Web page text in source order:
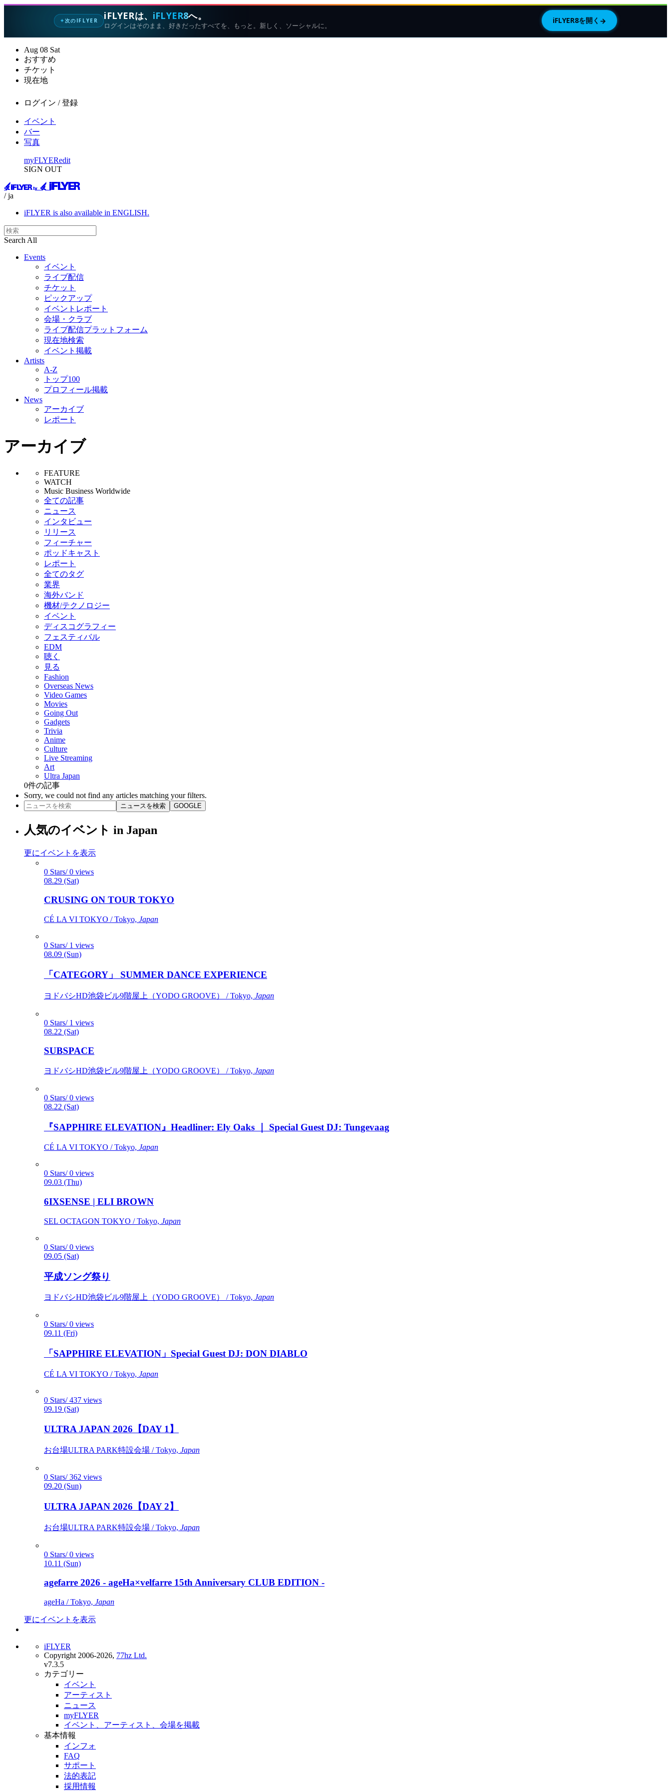
✦次のIFLYER iFLYERは、 iFLYER8へ。
ログインはそのまま、好きだったすべてを、もっと。新しく、ソーシャルに。
iFLYER8を開く →
Aug 08 Sat
おすすめ
チケット
現在地
ログイン / 登録
イベント
バー
写真
myFLYERedit
SIGN OUT
/ ja
iFLYER is also available in ENGLISH.
Search All
Events
イベント
ライブ配信
チケット
ピックアップ
イベントレポート
会場・クラブ
ライブ配信プラットフォーム
現在地検索
イベント掲載
Artists
A-Z
トップ100
プロフィール掲載
News
アーカイブ
レポート
アーカイブ
FEATURE
WATCH
Music Business Worldwide
全ての記事
ニュース
インタビュー
リリース
フィーチャー
ポッドキャスト
レポート
全てのタグ
業界
海外バンド
機材/テクノロジー
イベント
ディスコグラフィー
フェスティバル
EDM
聴く
見る
Fashion
Overseas News
Video Games
Movies
Going Out
Gadgets
Trivia
Anime
Culture
Live Streaming
Art
Ultra Japan
0件の記事
Sorry, we could not find any articles matching your filters.
ニュースを検索 GOOGLE
人気のイベント in Japan
更にイベントを表示
0 Stars/ 0 views
08.29 (Sat)
CRUSING ON TOUR TOKYO
CÉ LA VI TOKYO / Tokyo, Japan
0 Stars/ 1 views
08.09 (Sun)
「CATEGORY」 SUMMER DANCE EXPERIENCE
ヨドバシHD池袋ビル9階屋上（YODO GROOVE） / Tokyo, Japan
0 Stars/ 1 views
08.22 (Sat)
SUBSPACE
ヨドバシHD池袋ビル9階屋上（YODO GROOVE） / Tokyo, Japan
0 Stars/ 0 views
08.22 (Sat)
『SAPPHIRE ELEVATION』Headliner: Ely Oaks ｜ Special Guest DJ: Tungevaag
CÉ LA VI TOKYO / Tokyo, Japan
0 Stars/ 0 views
09.03 (Thu)
6IXSENSE | ELI BROWN
SEL OCTAGON TOKYO / Tokyo, Japan
0 Stars/ 0 views
09.05 (Sat)
平成ソング祭り
ヨドバシHD池袋ビル9階屋上（YODO GROOVE） / Tokyo, Japan
0 Stars/ 0 views
09.11 (Fri)
「SAPPHIRE ELEVATION」Special Guest DJ: DON DIABLO
CÉ LA VI TOKYO / Tokyo, Japan
0 Stars/ 437 views
09.19 (Sat)
ULTRA JAPAN 2026【DAY 1】
お台場ULTRA PARK特設会場 / Tokyo, Japan
0 Stars/ 362 views
09.20 (Sun)
ULTRA JAPAN 2026【DAY 2】
お台場ULTRA PARK特設会場 / Tokyo, Japan
0 Stars/ 0 views
10.11 (Sun)
agefarre 2026 - ageHa×velfarre 15th Anniversary CLUB EDITION -
ageHa / Tokyo, Japan
更にイベントを表示
iFLYER
Copyright 2006-2026, 77hz Ltd.
v7.3.5
カテゴリー
イベント
アーティスト
ニュース
myFLYER
イベント、アーティスト、会場を掲載
基本情報
インフォ
FAQ
サポート
法的表記
採用情報